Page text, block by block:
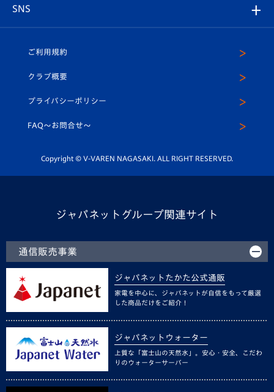
ホームタウン
平和祈念活動
ホームタウン活動
U-18
スクール
SNS
ヴィヴィくんインスタグラム
公式LINE＠
ご利用規約
クラブ概要
プライバシーポリシー
FAQ〜お問合せ〜
Copyright © V-VAREN NAGASAKI. ALL RIGHT RESERVED.
ジャパネットグループ関連サイト
通信販売事業
ジャパネットたかた公式通販
家電を中心に、ジャパネットが自信をもって厳選
した商品だけをご紹介！
ジャパネットウォーター
上質な「富士山の天然水」。安心・安全、こだわ
りのウォーターサーバー